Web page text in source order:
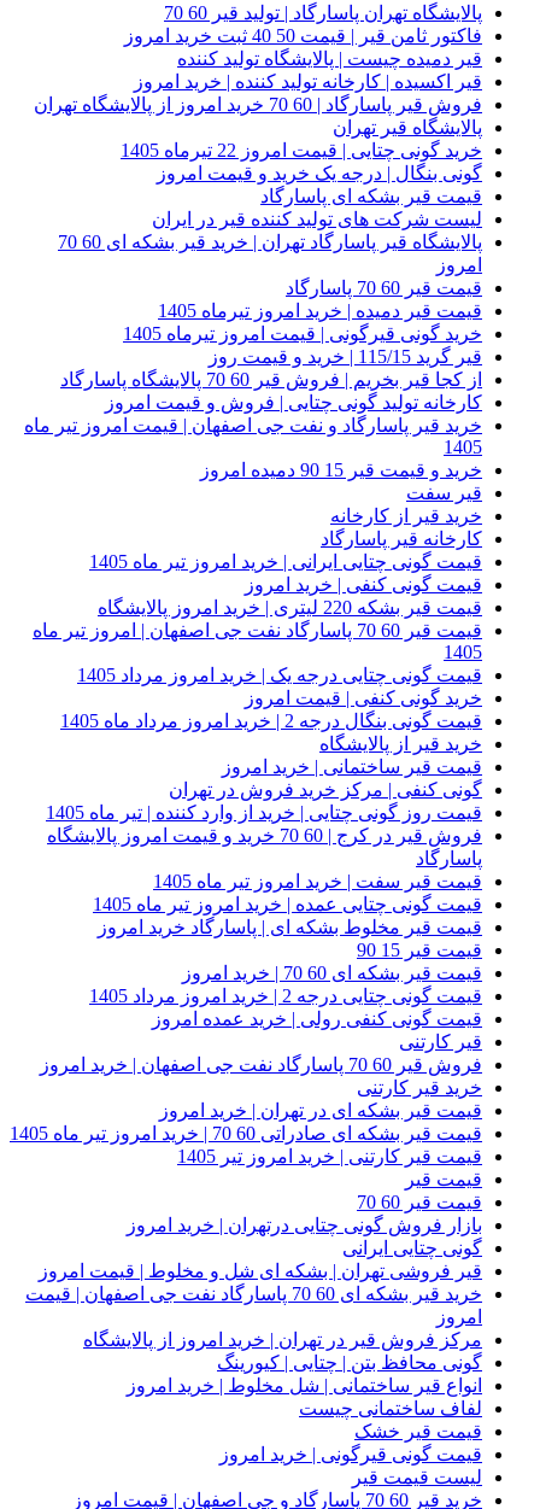
پالایشگاه تهران پاسارگاد | تولید قیر 60 70
فاکتور ثامن قیر | قیمت 50 40 ثبت خرید امروز
قیر دمیده چیست | پالایشگاه تولید کننده
قیر اکسیده | کارخانه تولید کننده | خرید امروز
فروش قیر پاسارگاد | 60 70 خرید امروز از پالایشگاه تهران
پالایشگاه قیر تهران
خرید گونی چتایی | قیمت امروز 22 تیرماه 1405
گونی بنگال | درجه یک خرید و قیمت امروز
قیمت قیر بشکه ای پاسارگاد
لیست شرکت های تولید کننده قیر در ایران
پالایشگاه قیر پاسارگاد تهران | خرید قیر بشکه ای 60 70
امروز
قیمت قیر 60 70 پاسارگاد
قیمت قیر دمیده | خرید امروز تیرماه 1405
خرید گونی قیرگونی | قیمت امروز تیرماه 1405
قیر گرید 115/15 | خرید و قیمت روز
از کجا قیر بخریم | فروش قیر 60 70 پالایشگاه پاسارگاد
کارخانه تولید گونی چتایی | فروش و قیمت امروز
خرید قیر پاسارگاد و نفت جی اصفهان | قیمت امروز تیر ماه
1405
خرید و قیمت قیر 15 90 دمیده امروز
قیر سفت
خرید قیر از کارخانه
کارخانه قیر پاسارگاد
قیمت گونی چتایی ایرانی | خرید امروز تیر ماه 1405
قیمت گونی کنفی | خرید امروز
قیمت قیر بشکه 220 لیتری | خرید امروز پالایشگاه
قیمت قیر 60 70 پاسارگاد نفت جی اصفهان | امروز تیر ماه
1405
قیمت گونی چتایی درجه یک | خرید امروز مرداد 1405
خرید گونی کنفی | قیمت امروز
قیمت گونی بنگال درجه 2 | خرید امروز مرداد ماه 1405
خرید قیر از پالایشگاه
قیمت قیر ساختمانی | خرید امروز
گونی کنفی | مرکز خرید فروش در تهران
قیمت روز گونی چتایی | خرید از وارد کننده | تیر ماه 1405
فروش قیر در کرج | 60 70 خرید و قیمت امروز پالایشگاه
پاسارگاد
قیمت قیر سفت | خرید امروز تیر ماه 1405
قیمت گونی چتایی عمده | خرید امروز تیر ماه 1405
قیمت قیر مخلوط بشکه ای | پاسارگاد خرید امروز
قیمت قیر 15 90
قیمت قیر بشکه ای 60 70 | خرید امروز
قیمت گونی چتایی درجه 2 | خرید امروز مرداد 1405
قیمت گونی کنفی رولی | خرید عمده امروز
قیر کارتنی
فروش قیر 60 70 پاسارگاد نفت جی اصفهان | خرید امروز
خرید قیر کارتنی
قیمت قیر بشکه ای در تهران | خرید امروز
قیمت قیر بشکه ای صادراتی 60 70 | خرید امروز تیر ماه 1405
قیمت قیر کارتنی | خرید امروز تیر 1405
قیمت قیر
قیمت قیر 60 70
بازار فروش گونی چتایی درتهران | خرید امروز
گونی چتایی ایرانی
قیر فروشی تهران | بشکه ای شل و مخلوط | قیمت امروز
خرید قیر بشکه ای 60 70 پاسارگاد نفت جی اصفهان | قیمت
امروز
مرکز فروش قیر در تهران | خرید امروز از پالایشگاه
گونی محافظ بتن | چتایی | کیورینگ
انواع قیر ساختمانی | شل مخلوط | خرید امروز
لفاف ساختمانی چیست
قیمت قیر خشک
قیمت گونی قیرگونی | خرید امروز
لیست قیمت قیر
خرید قیر 60 70 پاسارگاد و جی اصفهان | قیمت امروز